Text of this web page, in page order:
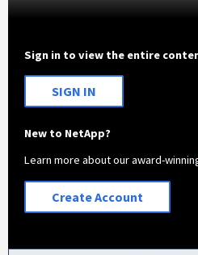
Sign in to view the entire
SIGN IN
New to NetApp?
Learn more about our award-
Create Account